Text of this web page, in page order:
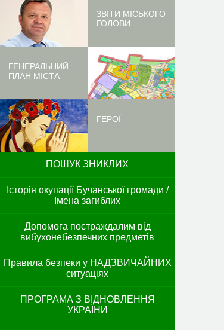
ЗВІТИ МІСЬКОГО
ГОЛОВИ
ГЕНЕРАЛЬНИЙ
ПЛАН МІСТА
ГЕРОЇ
ПОШУК ЗНИКЛИХ
Історія окупації Бучанської громади /
Імена загиблих
Допомога постраждалим від
вибухонебезпечних предметів
Правила безпеки у НАДЗВИЧАЙНИХ
ситуаціях
ПРОГРАМА З ВІДНОВЛЕННЯ
УКРАЇНИ